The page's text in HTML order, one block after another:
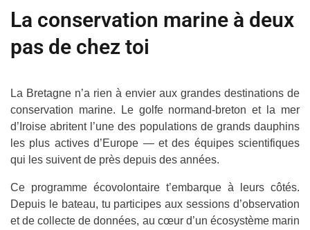
La conservation marine à deux
pas de chez toi
La Bretagne n’a rien à envier aux grandes destinations de
conservation marine. Le golfe normand-breton et la mer
d’Iroise abritent l’une des populations de grands dauphins
les plus actives d’Europe — et des équipes scientifiques
qui les suivent de près depuis des années.
Ce programme écovolontaire t’embarque à leurs côtés.
Depuis le bateau, tu participes aux sessions d’observation
et de collecte de données, au cœur d’un écosystème marin